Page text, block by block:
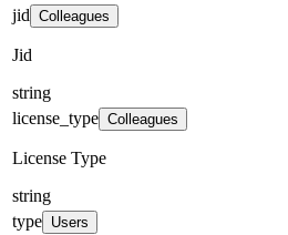
jid Colleagues
Jid
string
license_type Colleagues
License Type
string
type Users